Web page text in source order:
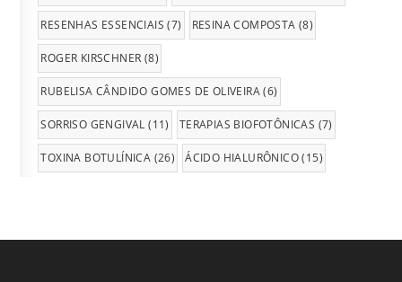
RESENHAS ESSENCIAIS (7) RESINA COMPOSTA (8)
ROGER KIRSCHNER (8)
RUBELISA CÂNDIDO GOMES DE OLIVEIRA(6)
SORRISO GENGIVAL (11) TERAPIAS BIOFOTÔNICAS (7)
TOXINA BOTULÍNICA (26) ÁCIDO HIALURÔNICO(15)